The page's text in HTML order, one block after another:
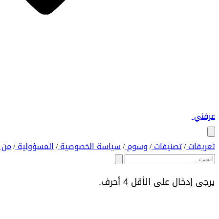
عرفني
تعريفات/ تصنيفات/ وسوم/ سياسة الخصوصية/ المسؤولية/
يرجى إدخال على الأقل 4 أحرف.